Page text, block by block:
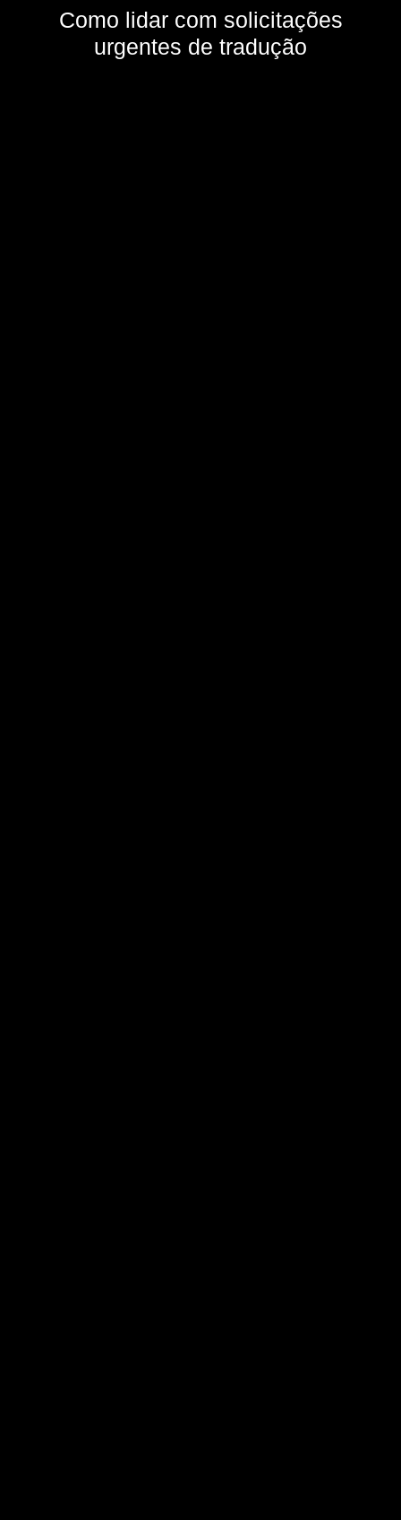
Como lidar com solicitações
urgentes de tradução